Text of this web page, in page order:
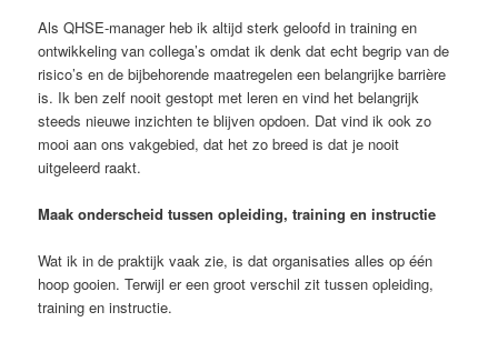
Als QHSE-manager heb ik altijd sterk geloofd in training en
ontwikkeling van collega’s omdat ik denk dat echt begrip van de
risico’s en de bijbehorende maatregelen een belangrijke barrière
is. Ik ben zelf nooit gestopt met leren en vind het belangrijk
steeds nieuwe inzichten te blijven opdoen. Dat vind ik ook zo
mooi aan ons vakgebied, dat het zo breed is dat je nooit
uitgeleerd raakt.
Maak onderscheid tussen opleiding, training en instructie
Wat ik in de praktijk vaak zie, is dat organisaties alles op één
hoop gooien. Terwijl er een groot verschil zit tussen opleiding,
training en instructie.